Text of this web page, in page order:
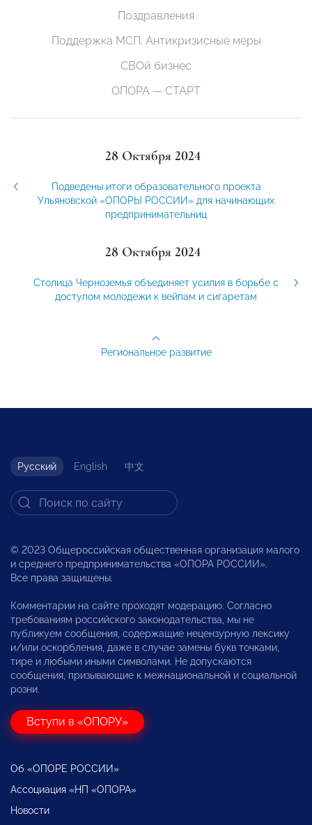
Поздравления
Поддержка МСП. Антикризисные меры
СВОй бизнес
ОПОРА — СТАРТ
28 Октября 2024
Подведены итоги образовательного проекта
Ульяновской «ОПОРЫ РОССИИ» для начинающих
предпринимательниц
28 Октября 2024
Столица Черноземья объединяет усилия в борьбе с
доступом молодежи к вейпам и сигаретам
Региональное развитие
Русский English 中文
© 2023 Общероссийская общественная организация малого
и среднего предпринимательства «ОПОРА РОССИИ».
Все права защищены.
Комментарии на сайте проходят модерацию. Согласно
требованиям российского законодательства, мы не
публикуем сообщения, содержащие нецензурную лексику
и/или оскорбления, даже в случае замены букв точками,
тире и любыми иными символами. Не допускаются
сообщения, призывающие к межнациональной и социальной
розни.
Вступи в «ОПОРУ»
Об «ОПОРЕ РОССИИ»
Ассоциация «НП «ОПОРА»
Новости